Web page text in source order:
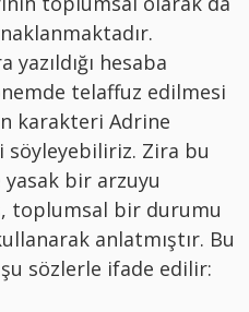
yazıldığı hesaba
telaffuz edilmesi
karakteri Adrine
. Zira bu
yasak bir arzuyu
toplumsal bir durumu
anlatmıştır. Bu
sözlerle ifade edilir: